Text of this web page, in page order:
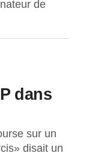
de
dans
sur un
disait un